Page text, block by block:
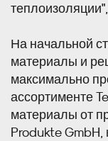
На начальной
материалы и
максимально
ассортименте
материалы от
Produkte GmbH,